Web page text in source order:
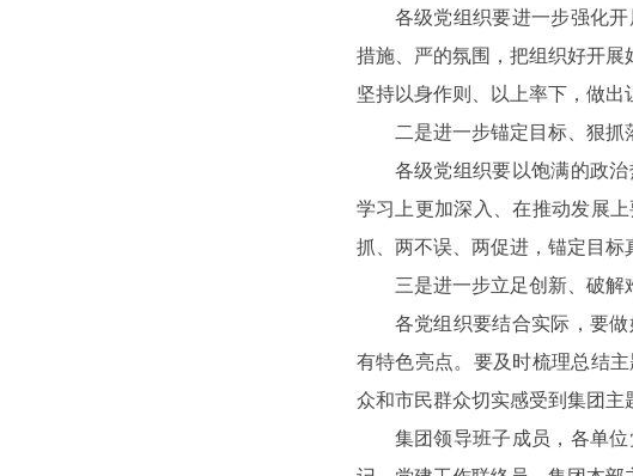
各级党组织要进一步强化
措施、严的氛围，把组织好开展
坚持以身作则、以上率下，做出
二是进一步锚定目标、狠抓
各级党组织要以饱满的政
学习上更加深入、在推动发展
抓、两不误、两促进，锚定目标
三是进一步立足创新、破解
各党组织要结合实际，要
有特色亮点。要及时梳理总结
众和市民群众切实感受到集团主
集团领导班子成员，各单